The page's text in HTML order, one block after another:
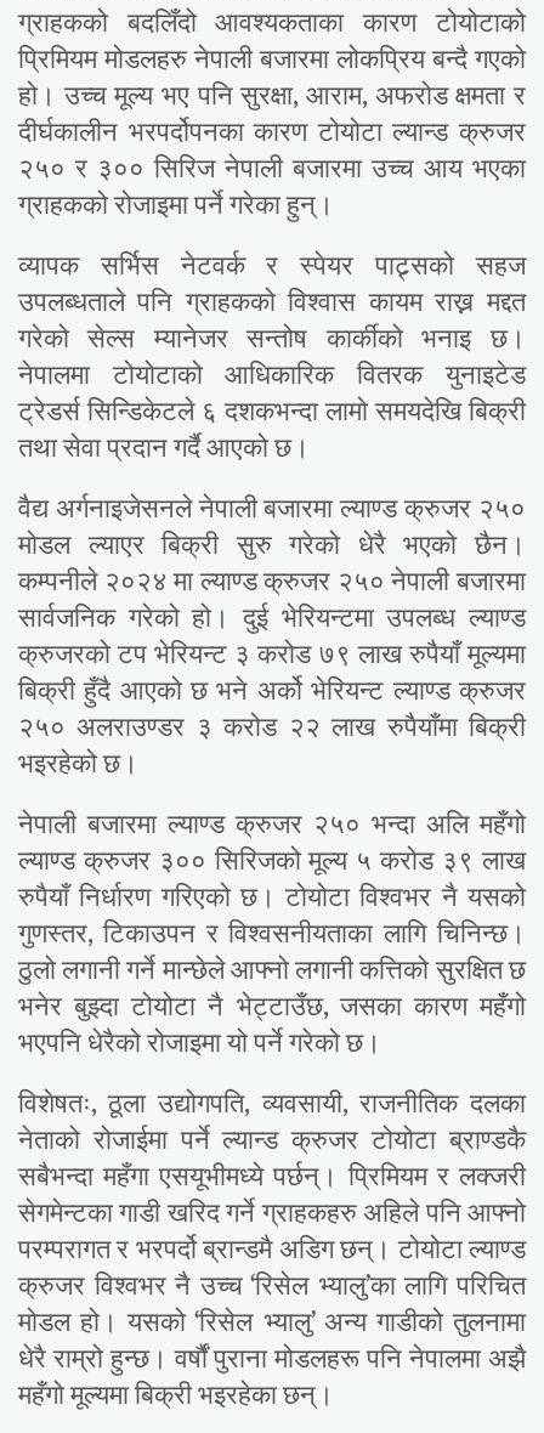
ग्राहकको बदलिँदो आवश्यकताका कारण टोयोटाको
प्रिमियम मोडलहरु नेपाली बजारमा लोकप्रिय बन्दै गएको
हो। उच्च मूल्य भए पनि सुरक्षा, आराम, अफरोड क्षमता र
दीर्घकालीन भरपर्दोपनका कारण टोयोटा ल्यान्ड क्रुजर
२५० र ३०० सिरिज नेपाली बजारमा उच्च आय भएका
ग्राहकको रोजाइमा पर्ने गरेका हुन्।
व्यापक सर्भिस नेटवर्क र स्पेयर पाट्र्सको सहज
उपलब्धताले पनि ग्राहकको विश्वास कायम राख्न मद्दत
गरेको सेल्स म्यानेजर सन्तोष कार्कीको भनाइ छ।
नेपालमा टोयोटाको आधिकारिक वितरक युनाइटेड
ट्रेडर्स सिन्डिकेटले ६ दशकभन्दा लामो समयदेखि बिक्री
तथा सेवा प्रदान गर्दै आएको छ।
वैद्य अर्गनाइजेसनले नेपाली बजारमा ल्याण्ड क्रुजर २५०
मोडल ल्याएर बिक्री सुरु गरेको धेरै भएको छैन।
कम्पनीले २०२४ मा ल्याण्ड क्रुजर २५० नेपाली बजारमा
सार्वजनिक गरेको हो। दुई भेरियन्टमा उपलब्ध ल्याण्ड
क्रुजरको टप भेरियन्ट ३ करोड ७९ लाख रुपैयाँ मूल्यमा
बिक्री हुँदै आएको छ भने अर्को भेरियन्ट ल्याण्ड क्रुजर
२५० अलराउण्डर ३ करोड २२ लाख रुपैयाँमा बिक्री
भइरहेको छ।
नेपाली बजारमा ल्याण्ड क्रुजर २५० भन्दा अलि महँगो
ल्याण्ड क्रुजर ३०० सिरिजको मूल्य ५ करोड ३९ लाख
रुपैयाँ निर्धारण गरिएको छ। टोयोटा विश्वभर नै यसको
गुणस्तर, टिकाउपन र विश्वसनीयताका लागि चिनिन्छ।
ठुलो लगानी गर्ने मान्छेले आफ्नो लगानी कत्तिको सुरक्षित छ
भनेर बुझ्दा टोयोटा नै भेट्टाउँछ, जसका कारण महँगो
भएपनि धेरैको रोजाइमा यो पर्ने गरेको छ।
विशेषतः, ठूला उद्योगपति, व्यवसायी, राजनीतिक दलका
नेताको रोजाईमा पर्ने ल्यान्ड क्रुजर टोयोटा ब्राण्डकै
सबैभन्दा महँगा एसयूभीमध्ये पर्छन्। प्रिमियम र लक्जरी
सेगमेन्टका गाडी खरिद गर्ने ग्राहकहरु अहिले पनि आफ्नो
परम्परागत र भरपर्दो ब्रान्डमै अडिग छन्। टोयोटा ल्याण्ड
क्रुजर विश्वभर नै उच्च ‘रिसेल भ्यालु’का लागि परिचित
मोडल हो। यसको ‘रिसेल भ्यालु’ अन्य गाडीको तुलनामा
धेरै राम्रो हुन्छ। वर्षौं पुराना मोडलहरू पनि नेपालमा अझै
महँगो मूल्यमा बिक्री भइरहेका छन्।